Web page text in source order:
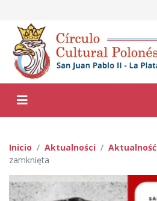
Inicio Aktualności Aktualność
zamknięta